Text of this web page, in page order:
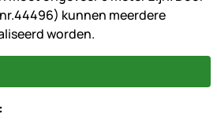
kunnen meerdere
worden.